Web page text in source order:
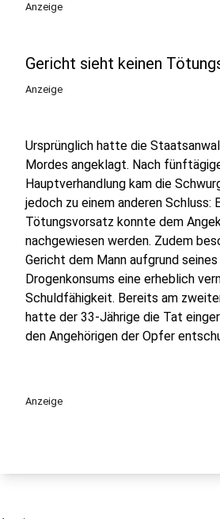
Anzeige
Gericht sieht keinen
Anzeige
Ursprünglich hatte die
Mordes angeklagt. Nach
Hauptverhandlung kam die
jedoch zu einem anderen Schluss:
Tötungsvorsatz konnte dem
nachgewiesen werden. Zudem
Gericht dem Mann aufgrund
Drogenkonsums eine erheblich
Schuldfähigkeit. Bereits am
hatte der 33-Jährige die Tat
den Angehörigen der Opfer
Anzeige